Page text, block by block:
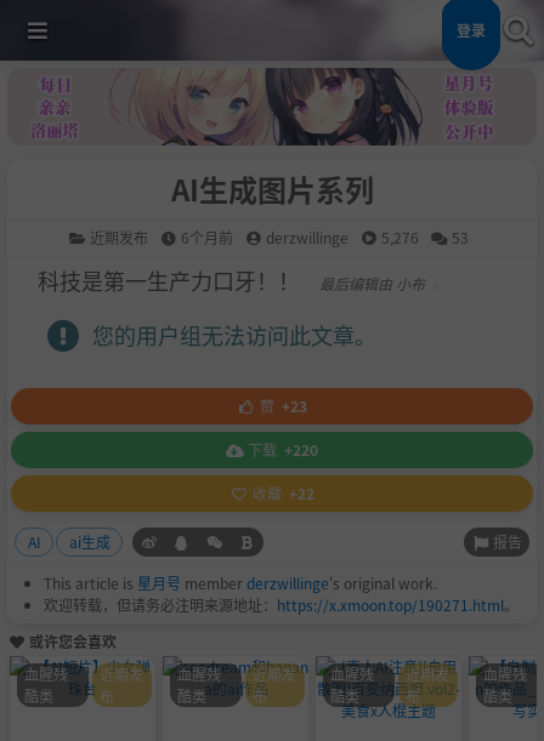
登录
AI生成图片系列
近期发布 6个月前 derzwillinge 5,276 53
科技是第一生产力口牙！！ 最后编辑由 小布
您的用户组无法访问此文章。
赞 +23
下载 +220
收藏 +22
AI ai生成 报告
This article is 星月号 memberderzwillinge's original work.
欢迎转载，但请务必注明来源地址： https://x.xmoon.top/190271.html。
或许您会喜欢
血腥残
酷类
近期发
布
血腥残
酷类
近期发
布
血腥残
酷类
近期发
布
血腥残
酷类